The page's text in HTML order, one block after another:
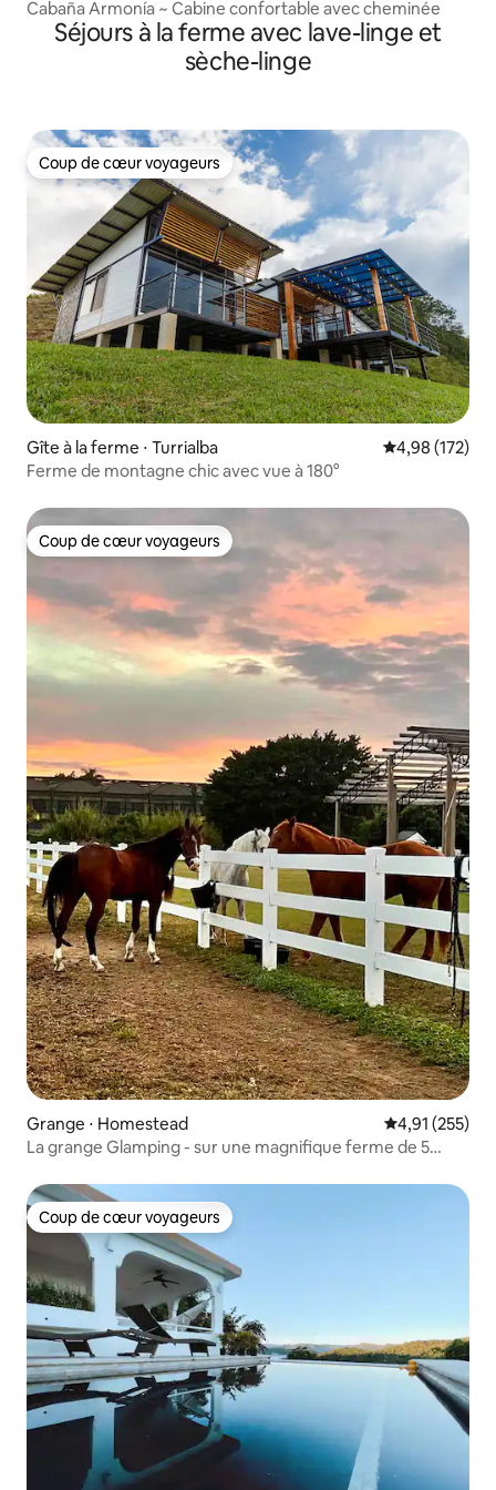
Cabaña Armonía ~ Cabine confortable avec cheminée
Séjours à la ferme avec lave-linge et
sèche-linge
Coup de cœur voyageurs
Coup de cœur voyageurs
Gîte à la ferme ⋅ Turrialba Évaluation
4,98 (172)
Ferme de montagne chic avec vue à 180°
Coup de cœur voyageurs
Coup de cœur voyageurs
Grange ⋅ Homestead Évaluation
4,91 (255)
La grange Glamping - sur une magnifique ferme de 5
Coup de cœur voyageurs
Coup de cœur voyageurs